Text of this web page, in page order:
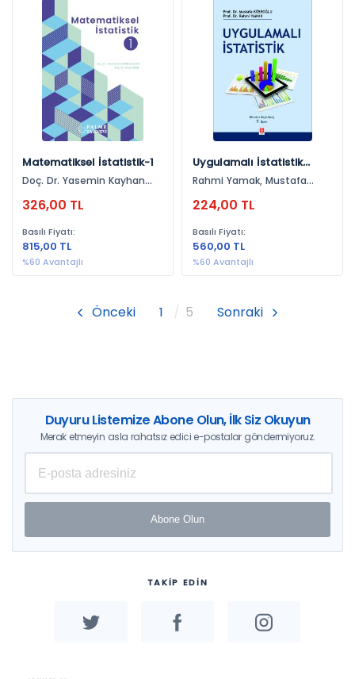
Matematiksel İstatistik-1
Doç. Dr. Yasemin Kayhan
326,00 TL
Basılı Fiyatı:
815,00 TL
%60 Avantajlı
Uygulamalı İstatistik
Mustafa Köseoğlu
Rahmi Yamak, Mustafa
224,00 TL
Basılı Fiyatı:
560,00 TL
%60 Avantajlı
Önceki 1 5 Sonraki
Duyuru Listemize Abone Olun, İlk Siz Okuyun
Merak etmeyin asla rahatsız edici e-postalar göndermiyoruz.
Abone Olun
TAKİP EDİN